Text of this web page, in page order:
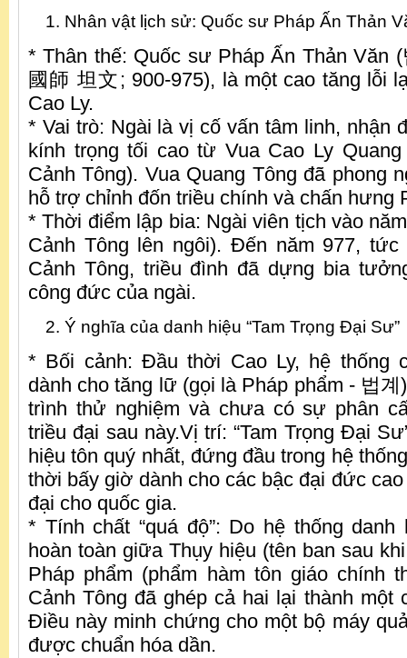
Nhân vật lịch sử: Quốc sư Pháp Ấn Thản
* Thân thế: Quốc sư Pháp Ấn Thản Văn
國師 坦文; 900-975), là một cao tăng lỗi
Cao Ly.
* Vai trò: Ngài là vị cố vấn tâm linh, nhận
kính trọng tối cao từ Vua Cao Ly
Cảnh Tông). Vua Quang Tông đã phong
hỗ trợ chỉnh đốn triều chính và chấn hưng
* Thời điểm lập bia: Ngài viên tịch vào
Cảnh Tông lên ngôi). Đến năm 977,
Cảnh Tông, triều đình đã dựng bia
công đức của ngài.
Ý nghĩa của danh hiệu “Tam Trọng Đại Sư”
* Bối cảnh: Đầu thời Cao Ly, hệ thống
dành cho tăng lữ (gọi là Pháp phẩm - 법
trình thử nghiệm và chưa có sự phân
triều đại sau này.Vị trí: “Tam Trọng Đại
hiệu tôn quý nhất, đứng đầu trong hệ
thời bấy giờ dành cho các bậc đại đức
đại cho quốc gia.
* Tính chất “quá độ”: Do hệ thống
hoàn toàn giữa Thụy hiệu (tên ban sau
Pháp phẩm (phẩm hàm tôn giáo chính
Cảnh Tông đã ghép cả hai lại thành một
Điều này minh chứng cho một bộ máy
được chuẩn hóa dần.